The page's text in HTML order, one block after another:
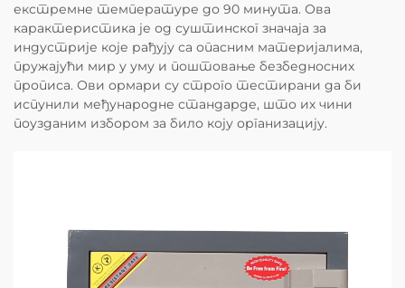
екстремне температуре до 90 минута. Ова
карактеристика је од суштинског значаја за
индустрије које рађују са опасним материјалима,
пружајући мир у уму и поштовање безбедносних
прописа. Ови ормари су строго тестирани да би
испунили међународне стандарде, што их чини
поузданим избором за било коју организацију.